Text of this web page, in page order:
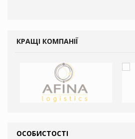
КРАЩІ КОМПАНІЇ
ОСОБИСТОСТІ